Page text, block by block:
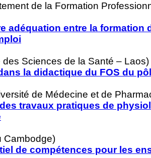
de la Formation
adéquation entre la
Sciences de la Santé – Laos)
la didactique du FOS du
de Médecine et de
travaux pratiques de
Cambodge)
de compétences pour les